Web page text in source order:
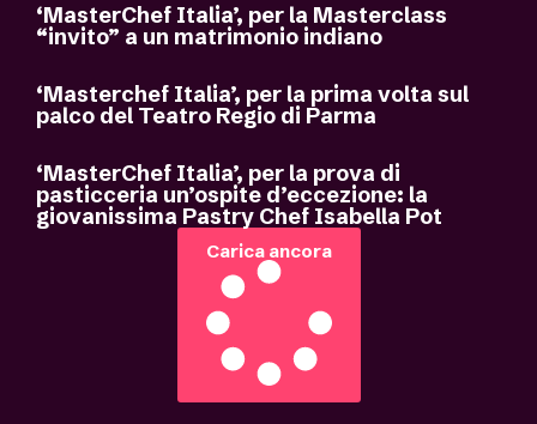
‘MasterChef Italia’, per la Masterclass
“invito” a un matrimonio indiano
‘Masterchef Italia’, per la prima volta sul
palco del Teatro Regio di Parma
‘MasterChef Italia’, per la prova di
pasticceria un’ospite d’eccezione: la
giovanissima Pastry Chef Isabella Pot
Carica ancora